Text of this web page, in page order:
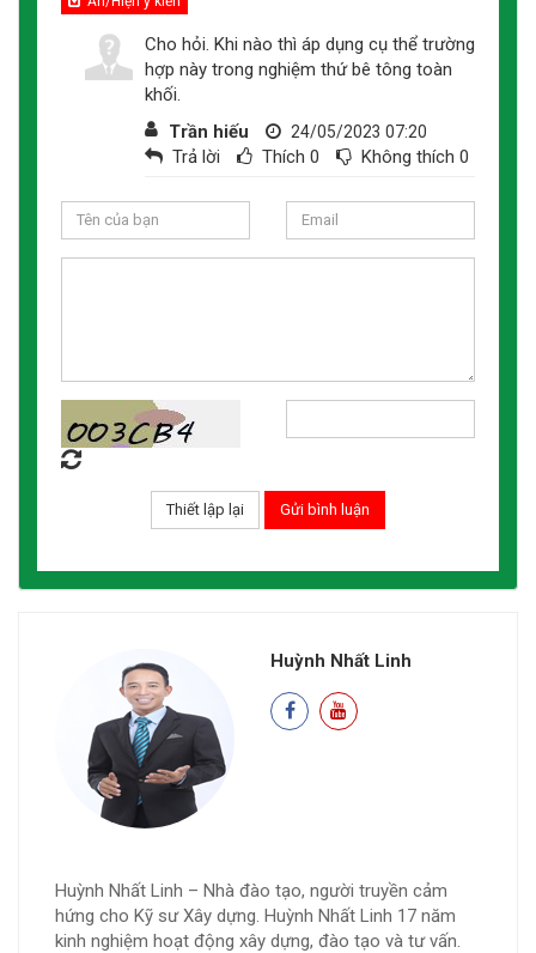
Cho hỏi. Khi nào thì áp dụng cụ thể trường
hợp này trong nghiệm thứ bê tông toàn
khối.
Trần hiếu
24/05/2023 07:20
Trả lời Thích 0 Không thích 0
Huỳnh Nhất Linh
Huỳnh Nhất Linh – Nhà đào tạo, người truyền cảm
hứng cho Kỹ sư Xây dựng. Huỳnh Nhất Linh 17 năm
kinh nghiệm hoạt động xây dựng, đào tạo và tư vấn.